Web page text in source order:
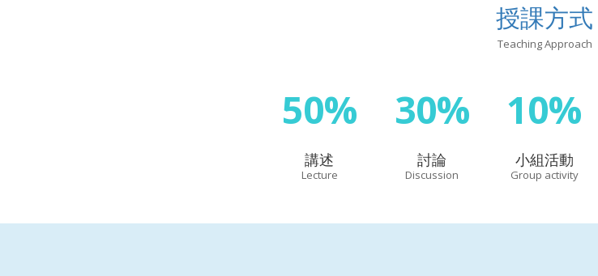
授課方式
Teaching Approach
50%
講述
Lecture
30%
討論
Discussion
10%
小組活動
Group activity